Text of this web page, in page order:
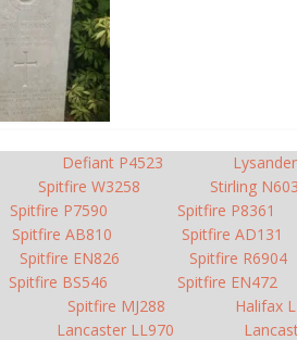
Defiant P4523
Spitfire W3258 Stirling
Spitfire P7590 Spitfire P8361
Spitfire AB810 Spitfire AD131
Spitfire EN826 Spitfire R6904
Spitfire BS546 Spitfire EN472
Spitfire MJ288 Halifax
Lancaster LL970